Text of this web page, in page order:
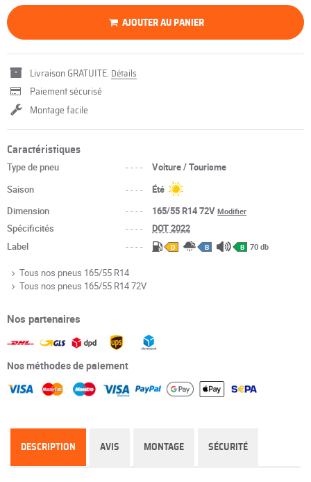
AJOUTER AU PANIER
Livraison GRATUITE. Détails
Paiement sécurisé
Montage facile
Caractéristiques
Type de pneu ----
Voiture / Tourisme
Saison
----
Été
Dimension
---- 165/55 R14 72VModifier
Spécificités ----
DOT 2022
Label
---- D B B 70 db
Tous nos pneus 165/55 R14
Tous nos pneus 165/55 R14 72V
Nos partenaires
Nos méthodes de paiement
DESCRIPTION AVIS MONTAGE SÉCURITÉ